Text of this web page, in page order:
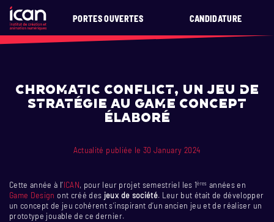
PORTES OUVERTES CANDIDATURE
Chromatic conflict, un jeu de
stratégie au game concept
élaboré
Actualité publiée le 30 January 2024
Cette année à l’ICAN, pour leur projet semestriel les 1ères années en
Game Design ont créé des jeux de société. Leur but était de développer
un concept de jeu cohérent s’inspirant d’un ancien jeu et de réaliser un
prototype jouable de ce dernier.